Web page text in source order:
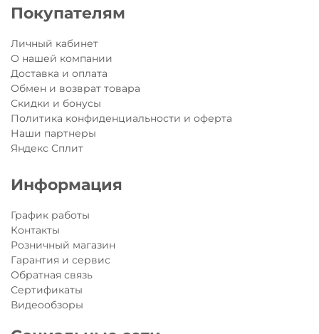
светящимися колёсами!
Самокатобеспечивает дополнительную
безопасность в пасмурные дни и темное время
суток! Разработан с минимальным набором
технологических нововведений и особенностей,
сохранивший в себе высокое качество и
оригинальное исполнение, как и у всех моделей
самокатов Мicro.
Больше интересных статей об актуальных и
трендовых моделях самокатов MICRO можно
прочитать в нашем
Покупателям
Личный кабинет
О нашей компании
Доставка и оплата
Обмен и возврат товара
Скидки и бонусы
Политика конфиденциальности и оферта
Наши партнеры
Яндекс Сплит
Информация
График работы
Контакты
Розничный магазин
Гарантия и сервис
Обратная связь
Сертификаты
Видеообзоры